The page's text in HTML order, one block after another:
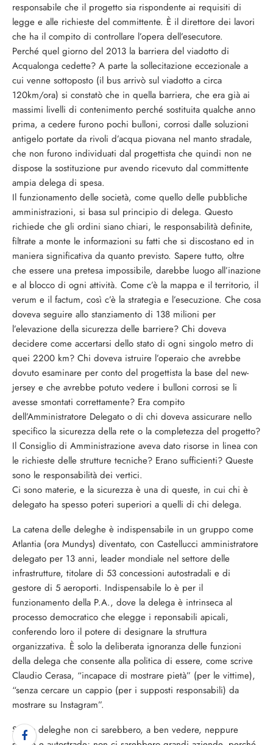
responsabile che il progetto sia rispondente ai requisiti di
legge e alle richieste del committente. È il direttore dei lavori
che ha il compito di controllare l’opera dell’esecutore.
Perché quel giorno del 2013 la barriera del viadotto di
Acqualonga cedette? A parte la sollecitazione eccezionale a
cui venne sottoposto (il bus arrivò sul viadotto a circa
120km/ora) si constatò che in quella barriera, che era già ai
massimi livelli di contenimento perché sostituita qualche anno
prima, a cedere furono pochi bulloni, corrosi dalle soluzioni
antigelo portate da rivoli d’acqua piovana nel manto stradale,
che non furono individuati dal progettista che quindi non ne
dispose la sostituzione pur avendo ricevuto dal committente
ampia delega di spesa.
Il funzionamento delle società, come quello delle pubbliche
amministrazioni, si basa sul principio di delega. Questo
richiede che gli ordini siano chiari, le responsabilità definite,
filtrate a monte le informazioni su fatti che si discostano ed in
maniera significativa da quanto previsto. Sapere tutto, oltre
che essere una pretesa impossibile, darebbe luogo all’inazione
e al blocco di ogni attività. Come c’è la mappa e il territorio, il
verum e il factum, così c’è la strategia e l’esecuzione. Che cosa
doveva seguire allo stanziamento di 138 milioni per
l’elevazione della sicurezza delle barriere? Chi doveva
decidere come accertarsi dello stato di ogni singolo metro di
quei 2200 km? Chi doveva istruire l’operaio che avrebbe
dovuto esaminare per conto del progettista la base del new-
jersey e che avrebbe potuto vedere i bulloni corrosi se li
avesse smontati correttamente? Era compito
dell’Amministratore Delegato o di chi doveva assicurare nello
specifico la sicurezza della rete o la completezza del progetto?
Il Consiglio di Amministrazione aveva dato risorse in linea con
le richieste delle strutture tecniche? Erano sufficienti? Queste
sono le responsabilità dei vertici.
Ci sono materie, e la sicurezza è una di queste, in cui chi è
delegato ha spesso poteri superiori a quelli di chi delega.
La catena delle deleghe è indispensabile in un gruppo come
Atlantia (ora Mundys) diventato, con Castellucci amministratore
delegato per 13 anni, leader mondiale nel settore delle
infrastrutture, titolare di 53 concessioni autostradali e di
gestore di 5 aeroporti. Indispensabile lo è per il
funzionamento della P.A., dove la delega è intrinseca al
processo democratico che elegge i reponsabili apicali,
conferendo loro il potere di designare la struttura
organizzativa. È solo la deliberata ignoranza delle funzioni
della delega che consente alla politica di essere, come scrive
Claudio Cerasa, “incapace di mostrare pietà” (per le vittime),
“senza cercare un cappio (per i supposti responsabili) da
mostrare su Instagram”.
Senza deleghe non ci sarebbero, a ben vedere, neppure